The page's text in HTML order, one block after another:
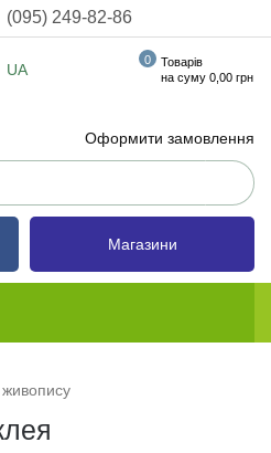
(095) 249-82-86
Оформити замовлення
UA Товарів
0
на суму 0,00 грн
Магазини